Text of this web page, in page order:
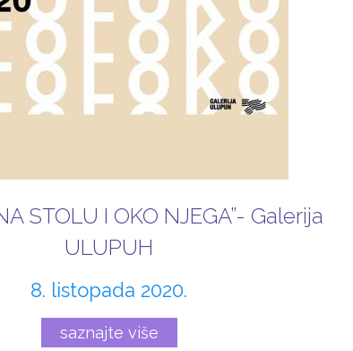
STOLU I OKO NJEGA”- Galerija
ULUPUH
8. listopada 2020.
saznajte više